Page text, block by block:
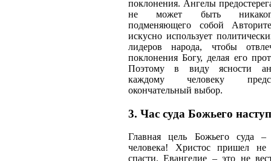
поклонения. Ангелы
не может быть
подменяющего собой
искусно использует
лидеров народа, чтобы
поклонения Богу, делая его
Поэтому в виду ясности
каждому человеку
окончательный выбор.
3. Час суда Божьего
Главная цель Божьего суда –
человека! Христос пришел
спасти. Евангелие – это не